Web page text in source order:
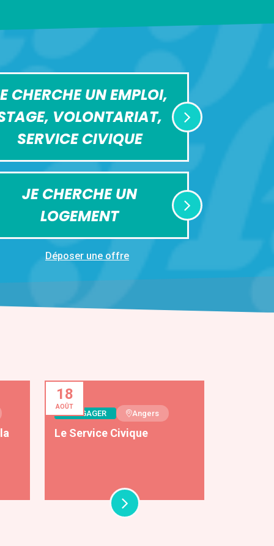
CHERCHE UN EMPLOI,
VOLONTARIAT,
SERVICE CIVIQUE
JE CHERCHE UN
LOGEMENT
Déposer une offre
18
AOÛT
S'ENGAGER Angers
Le Service Civique